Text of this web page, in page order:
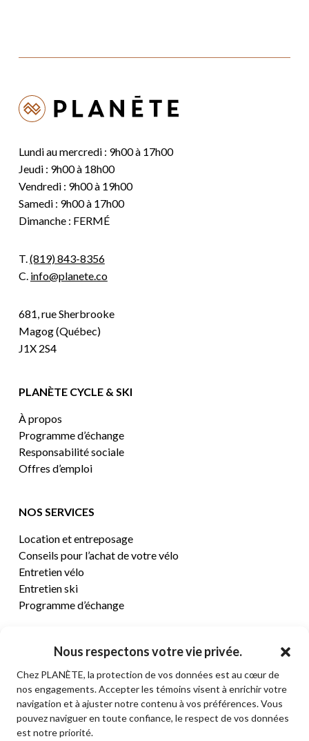
Nous respectons votre vie privée.
Chez PLANÈTE, la protection de vos données est au cœur de
nos engagements. Accepter les témoins visent à enrichir votre
navigation et à ajuster notre contenu à vos préférences. Vous
pouvez naviguer en toute confiance, le respect de vos données
est notre priorité.
Lundi au mercredi : 9h00 à 17h00
Jeudi : 9h00 à 18h00
Vendredi : 9h00 à 19h00
Samedi : 9h00 à 17h00
Dimanche : FERMÉ
T.(819) 843-8356
C. info@planete.co
681, rue Sherbrooke
Magog (Québec)
J1X 2S4
PLANÈTE CYCLE & SKI
À propos
Programme d’échange
Responsabilité sociale
Offres d’emploi
NOS SERVICES
Location et entreposage
Conseils pour l’achat de votre vélo
Entretien vélo
Entretien ski
Programme d’échange
CENTRE D’AIDE
Termes et conditions de vente
Retours et remboursements
Politique de confidentialité
Contact